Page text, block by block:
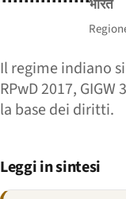
भारत
Il regime indiano
RPwD 2017,
la base dei diritti.
Leggi in sintesi